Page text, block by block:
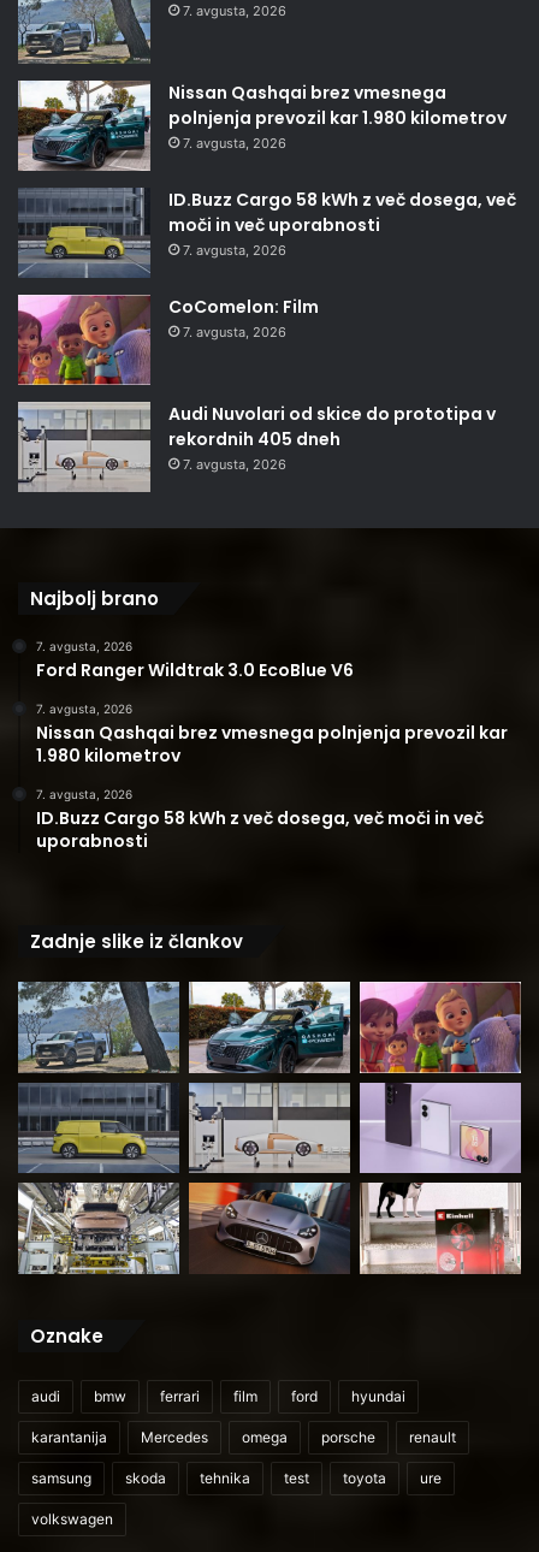
7. avgusta, 2026
Nissan Qashqai brez vmesnega
polnjenja prevozil kar 1.980 kilometrov
7. avgusta, 2026
ID.Buzz Cargo 58 kWh z več dosega, več
moči in več uporabnosti
7. avgusta, 2026
CoComelon: Film
7. avgusta, 2026
Audi Nuvolari od skice do prototipa v
rekordnih 405 dneh
7. avgusta, 2026
Najbolj brano
7. avgusta, 2026
Ford Ranger Wildtrak 3.0 EcoBlue V6
7. avgusta, 2026
Nissan Qashqai brez vmesnega polnjenja prevozil kar
1.980 kilometrov
7. avgusta, 2026
ID.Buzz Cargo 58 kWh z več dosega, več moči in več
uporabnosti
Zadnje slike iz člankov
Oznake
audi bmw ferrari film ford hyundai
karantanija Mercedes omega porsche renault
samsung skoda tehnika test toyota ure
volkswagen